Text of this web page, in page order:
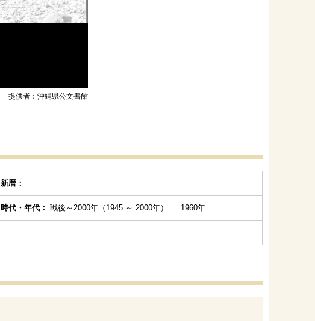
提供者：沖縄県公文書館
新暦：
時代・年代： 戦後～2000年（1945 ～ 2000年） 1960年